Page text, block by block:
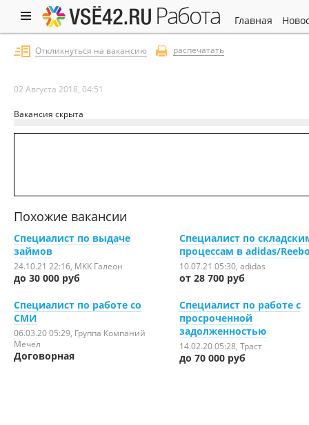
работа главная
Откликнуться на вакансию распечатать
02 Августа 2018, 04:51
Вакансия скрыта
Похожие вакансии
Специалист по выдаче
займов
24.10.21 22:16 , МКК Галеон
до 30 000 руб
Специалист по
процессам в adidas/
10.07.21 05:30 , adidas
от 28 700 руб
Специалист по работе со
СМИ
06.03.20 05:29 , Группа Компаний
Мечел
Договорная
Специалист по работе с
просроченной
задолженностью
14.02.20 05:28 , Траст
до 70 000 руб